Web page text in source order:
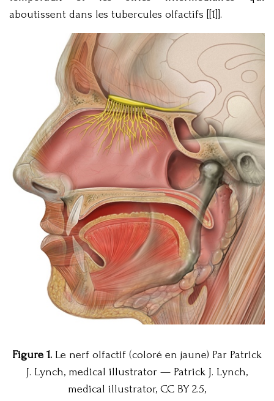
aboutissent dans les tubercules olfactifs [[1]].
Figure 1. Le nerf olfactif (coloré en jaune) Par Patrick
J. Lynch, medical illustrator — Patrick J. Lynch,
medical illustrator, CC BY 2.5,